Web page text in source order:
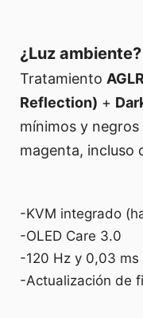
¿Luz
Tratamiento
Reflection) +
mínimos y
magenta, incluso
-KVM integrado
-OLED Care 3.0
-120 Hz y 0,03 ms
-Actualización de